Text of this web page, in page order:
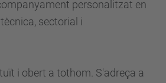
personalitzat en
sectorial i
i obert a tothom. S'adreça a